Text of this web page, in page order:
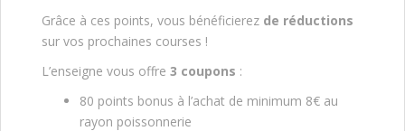
Grâce à ces points, vous bénéficierez de réductions
sur vos prochaines courses !
L’enseigne vous offre 3 coupons :
80 points bonus à l’achat de minimum 8€ au
rayon poissonnerie